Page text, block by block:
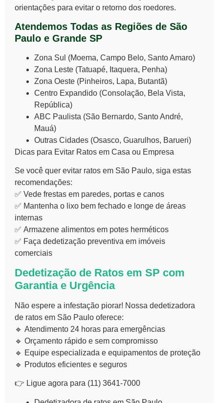
orientações para evitar o retorno dos roedores.
Atendemos Todas as Regiões de São
Paulo e Grande SP
Zona Sul (Moema, Campo Belo, Santo Amaro)
Zona Leste (Tatuapé, Itaquera, Penha)
Zona Oeste (Pinheiros, Lapa, Butantã)
Centro Expandido (Consolação, Bela Vista,
República)
ABC Paulista (São Bernardo, Santo André,
Mauá)
Outras Cidades (Osasco, Guarulhos, Barueri)
Dicas para Evitar Ratos em Casa ou Empresa
Se você quer evitar ratos em São Paulo, siga estas
recomendações:
✅ Vede frestas em paredes, portas e canos
✅ Mantenha o lixo bem fechado e longe de áreas
internas
✅ Armazene alimentos em potes herméticos
✅ Faça dedetização preventiva em imóveis
comerciais
Dedetização de Ratos em SP com
Garantia e Urgência
Não espere a infestação piorar! Nossa dedetizadora
de ratos em São Paulo oferece:
🔹 Atendimento 24 horas para emergências
🔹 Orçamento rápido e sem compromisso
🔹 Equipe especializada e equipamentos de proteção
🔹 Produtos eficientes e seguros
👉 Ligue agora para (11) 3641-7000